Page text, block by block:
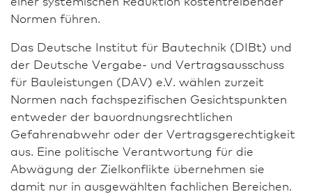
Normen führen.
Das Deutsche Institut für Bautechnik (DIBt) und
der Deutsche Vergabe- und Vertragsausschuss
für Bauleistungen (DAV) e.V. wählen zurzeit
Normen nach fachspezifischen Gesichtspunkten
entweder der bauordnungsrechtlichen
Gefahrenabwehr oder der Vertragsgerechtigkeit
aus. Eine po­li­ti­sche Ver­ant­wor­tung für die
Abwägung der Zielkonflikte übernehmen sie
damit nur in ausgewählten fachlichen Bereichen.